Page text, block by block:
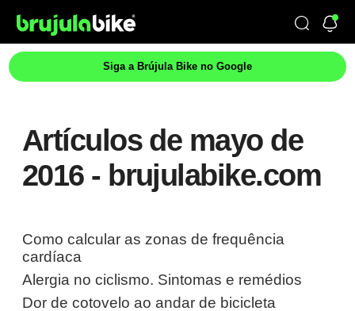
Siga a Brújula Bike no Google
Artículos de mayo de
2016 - brujulabike.com
Como calcular as zonas de frequência
cardíaca
Alergia no ciclismo. Sintomas e remédios
Dor de cotovelo ao andar de bicicleta